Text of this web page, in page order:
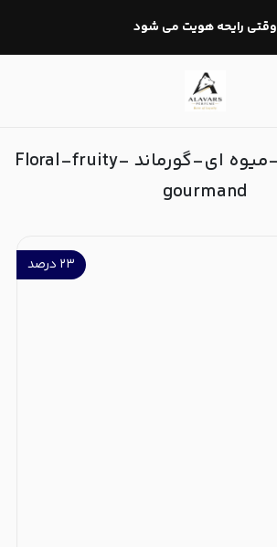
وقتی رایحه هویت می شود
دسته‌بندی گلی-میوه ای-گورماند Floral-fruity-
gourmand
۲۳ درصد